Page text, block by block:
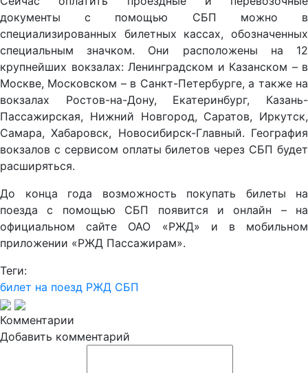
документы с помощью СБП можно в
специализированных билетных кассах, обозначенных
специальным значком. Они расположены на 12
крупнейших вокзалах: Ленинградском и Казанском – в
Москве, Московском – в Санкт-Петербурге, а также на
вокзалах Ростов-на-Дону, Екатеринбург, Казань-
Пассажирская, Нижний Новгород, Саратов, Иркутск,
Самара, Хабаровск, Новосибирск-Главный. География
вокзалов с сервисом оплаты билетов через СБП будет
расширяться.
До конца года возможность покупать билеты на
поезда с помощью СБП появится и онлайн – на
официальном сайте ОАО «РЖД» и в мобильном
приложении «РЖД Пассажирам».
Теги:
билет на поезд РЖД СБП
Комментарии
Добавить комментарий